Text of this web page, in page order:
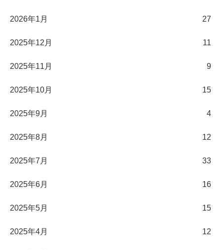
2026年1月 27
2025年12月 11
2025年11月 9
2025年10月 15
2025年9月 4
2025年8月 12
2025年7月 33
2025年6月 16
2025年5月 15
2025年4月 12